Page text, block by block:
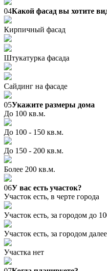
04Какой фасад вы хотите
Кирпичный фасад
Штукатурка фасада
Сайдинг на фасаде
05Укажите размеры дома
До 100 кв.м.
До 100 - 150 кв.м.
До 150 - 200 кв.м.
Более 200 кв.м.
06У вас есть участок?
Участок есть, в черте города
Участок есть, за городом до
Участок есть, за городом
Участка нет